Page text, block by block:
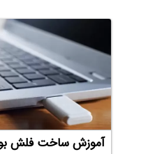
آموزش ساخت فلش